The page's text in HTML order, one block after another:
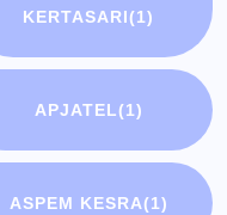
KERTASARI(1)
APJATEL(1)
ASPEM KESRA(1)